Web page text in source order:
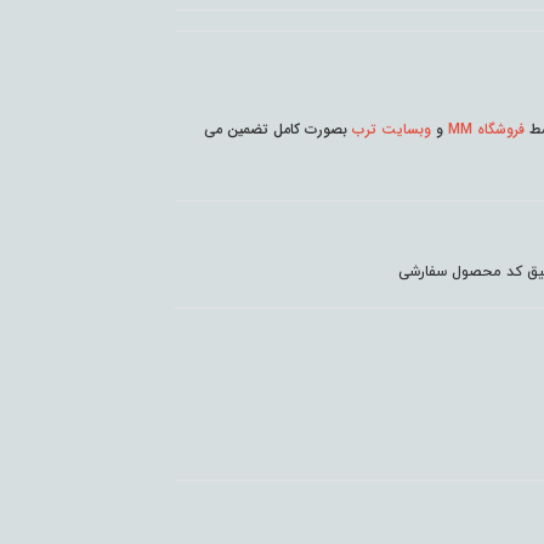
فروشگاه MM و وبسایت ترب بصورت کامل تضمین می
کد محصول سفارشی